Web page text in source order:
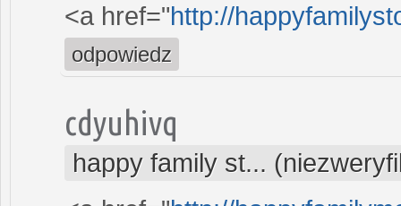
<a href="http://
odpowiedz
cdyuhivq
happy family st...